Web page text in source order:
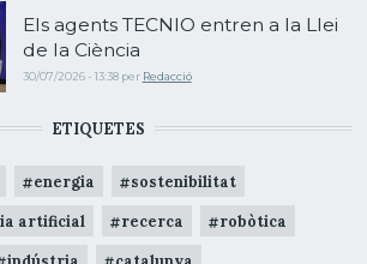
Els agents TECNIO entren a la Llei
de la Ciència
30/07/2026 - 13:38 per Redacció
ETIQUETES
energia sostenibilitat
artificial recerca robòtica